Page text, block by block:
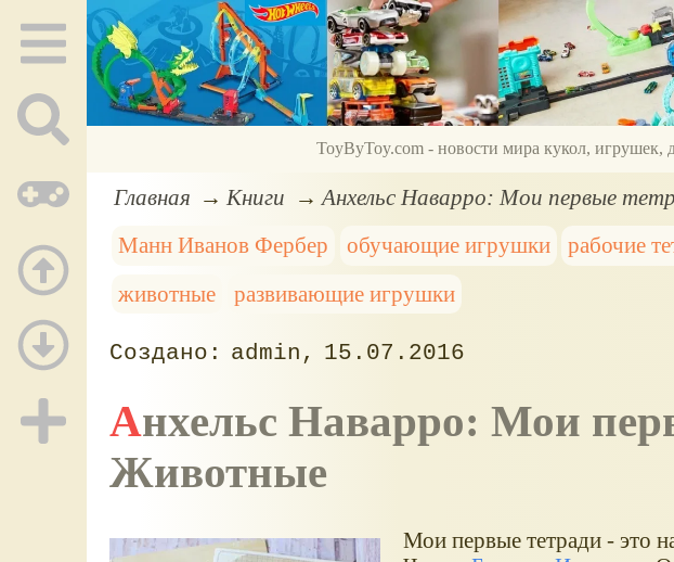
ToyByToy.com - новости мира кукол, игрушек,
Главная Книги
Анхельс Наварро: Мои первые
Манн Иванов Фербер
обучающие игрушки рабочие
животные
развивающие игрушки
admin 15.07.2016
Анхельс Наварро: Мои первые тетради. Числа и
Животные
Мои первые тетради - это